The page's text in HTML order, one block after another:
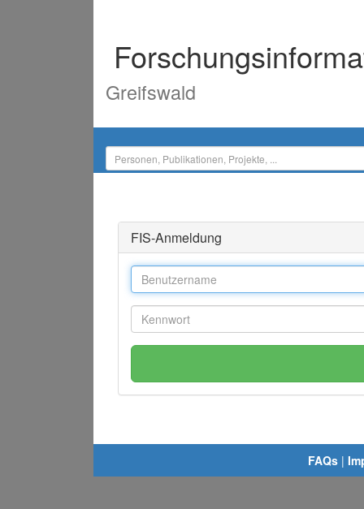
Greifswald
FIS-Anmeldung
FAQs |